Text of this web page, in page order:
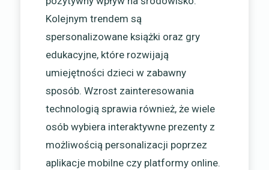
Kolejnym trendem są
spersonalizowane książki oraz gry
edukacyjne, które rozwijają
umiejętności dzieci w zabawny
sposób. Wzrost zainteresowania
technologią sprawia również, że wiele
osób wybiera interaktywne prezenty z
możliwością personalizacji poprzez
aplikacje mobilne czy platformy online.